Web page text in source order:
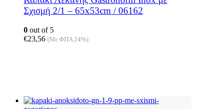
Σχισμή 2/1 – 65x53cm / 06162
0 out of 5
€23,56 (Με ΦΠΑ 24%)